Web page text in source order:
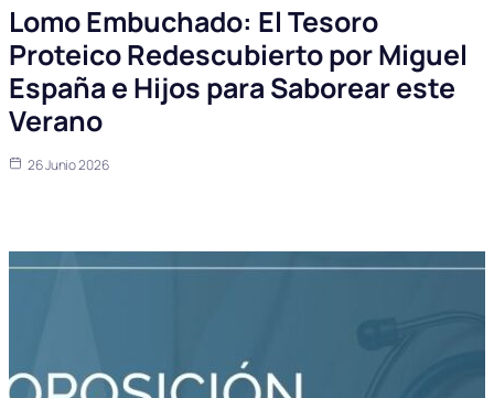
Lomo Embuchado: El Tesoro
Proteico Redescubierto por Miguel
España e Hijos para Saborear este
Verano
26 Junio 2026